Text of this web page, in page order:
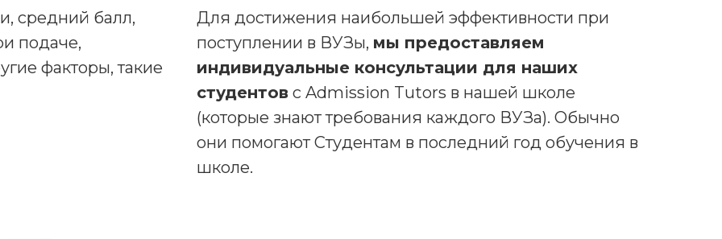
Для достижения наибольшей эффективности при
поступлении в ВУЗы, мы предоставляем
индивидуальные консультации для наших
студентов с Admission Tutors в нашей школе
(которые знают требования каждого ВУЗа). Обычно
они помогают Студентам в последний год обучения в
школе.
средний балл,
подаче,
факторы, такие